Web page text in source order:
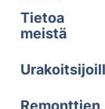
Tietoa
meistä